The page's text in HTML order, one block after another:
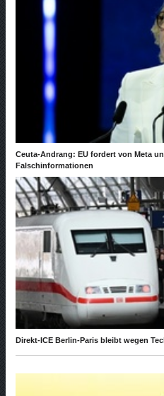
Ceuta-Andrang: EU fordert von Meta
Falschinformationen
Direkt-ICE Berlin-Paris bleibt wegen